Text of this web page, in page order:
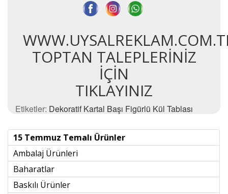
TOPTAN TALEPLERİNİZ
İÇİN
TIKLAYINIZ
Etiketler: Dekoratif Kartal Başı Figürlü Kül Tablası
15 Temmuz Temalı Ürünler
Ambalaj Ürünleri
Baharatlar
Baskılı Ürünler